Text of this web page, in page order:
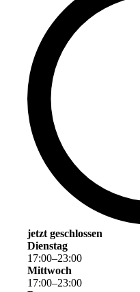
jetzt geschlossen
Dienstag
17:00–23:00
Mittwoch
17:00–23:00